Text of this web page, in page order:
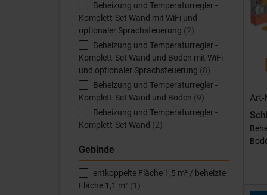
Beheizung und Temperaturregler -
Komplett-Set Wand mit WiFi und
optionaler Sprachsteuerung (2)
Beheizung und Temperaturregler -
Komplett-Set Wand und Boden mit WiFi
und optionaler Sprachsteuerung (8)
Beheizung und Temperaturregler -
Komplett-Set Wand und Boden (9)
Beheizung und Temperaturregler -
Komplett-Set Wand (2)
Gebinde
entkoppelte Fläche 1,5 m² / beheizte
Fläche 1,1 m² (1)
Art-